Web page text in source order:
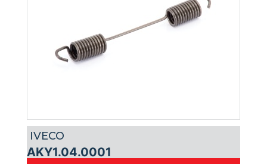
IVECO
AKY1.04.0001